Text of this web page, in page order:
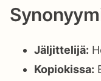
Jäljittelijä:
Kopiokissa: